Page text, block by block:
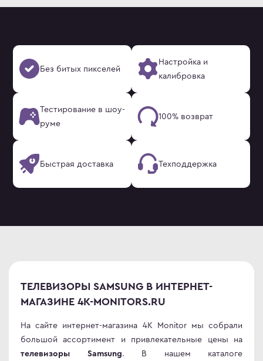
Без битых пикселей
Настройка и
калибровка
Тестирование в шоу-
руме
100% возврат
Быстрая доставка Техподдержка
ТЕЛЕВИЗОРЫ SAMSUNG В ИНТЕРНЕТ-
МАГАЗИНЕ 4K-MONITORS.RU
На сайте интернет-магазина 4K Monitor мы собрали
большой ассортимент и привлекательные цены на
телевизоры Samsung. В нашем каталоге